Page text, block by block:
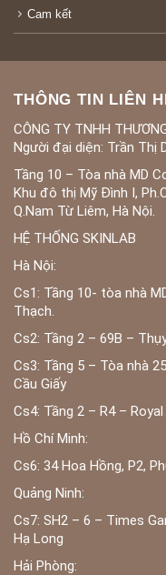
Cam kết
THÔNG TIN LIÊN
CÔNG TY TNHH
Người đại diện: Trần Thị
Tầng 10 – Tòa nhà MD
Khu đô thị Mỹ Đình I,
Q.Nam Từ Liêm, Hà Nội.
HỆ THỐNG SKINLAB
Hà Nội:
Cs1: Tầng 10- tòa nhà
Thạch.
Cs2: Tầng 2 – 69B –
Cs3: Tầng 5 – Tòa nhà
Cầu Giấy
Cs4: Tầng 2 – R4 –
Hồ Chí Minh:
Cs6: 34 Hoa Hồng, P2,
Quảng Ninh:
Cs7: SH2 – 6 – Times
Hạ Long
Hải Phòng: